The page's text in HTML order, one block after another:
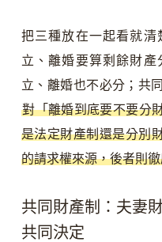
把三種放在一起看就清
立、離婚要算剩餘財
立、離婚也不必分；共
對「離婚到底要不要分
是法定財產制還是分別
的請求權來源，後者則
共同財產制：夫妻
共同決定